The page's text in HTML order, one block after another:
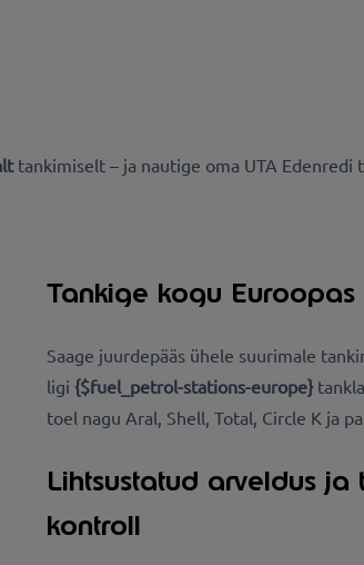
tankimiselt – ja nautige oma UTA Edenredi
Tankige kogu
Saage juurdepääs ühele suurimale
ligi {$fuel_petrol-stations-europe}
toel nagu Aral, Shell, Total, Circle K ja
Lihtsustatud arveldus ja
kontroll